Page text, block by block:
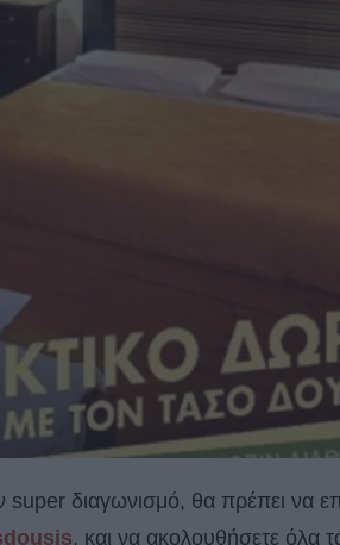
super διαγωνισμό, θα πρέπει να
, και να ακολουθήσετε όλα